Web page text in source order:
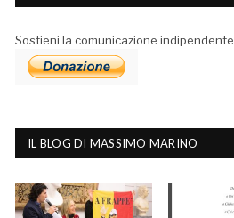
Sostieni la comunicazione indipendente
IL BLOG DI MASSIMO MARINO